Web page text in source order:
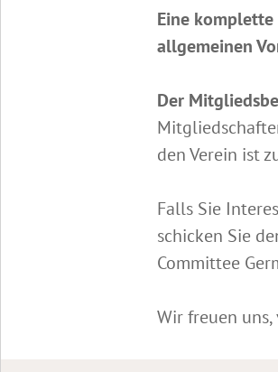
Eine
allgemeinen
Der
den Verein ist
Falls Sie
schicken Sie
Committee
Wir freuen